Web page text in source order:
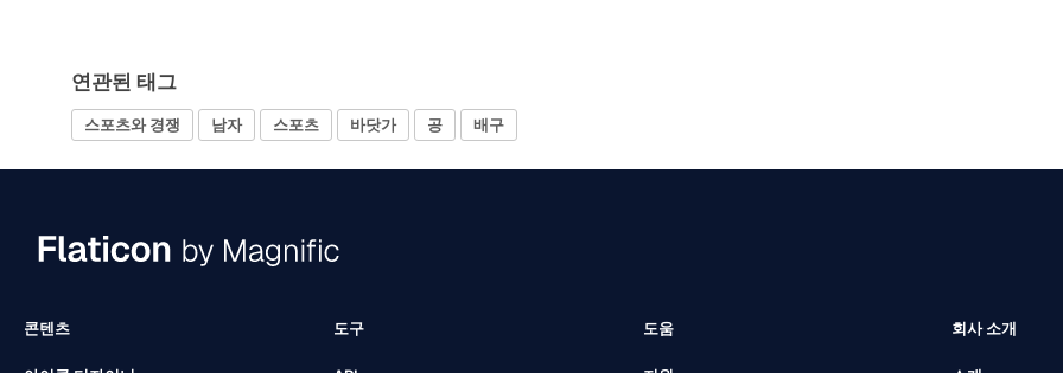
연관된 태그
스포츠와 경쟁 남자 스포츠 바닷가 공 배구
콘텐츠 도구 도움 회사 소개